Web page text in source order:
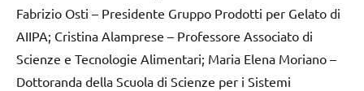
Fabrizio Osti – Presidente Gruppo Prodotti per Gelato di
AIIPA; Cristina Alamprese – Professore Associato di
Scienze e Tecnologie Alimentari; Maria Elena Moriano –
Dottoranda della Scuola di Scienze per i Sistemi